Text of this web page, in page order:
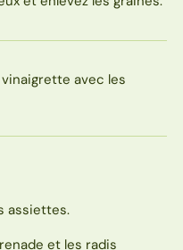
avec les
assiettes.
et les radis